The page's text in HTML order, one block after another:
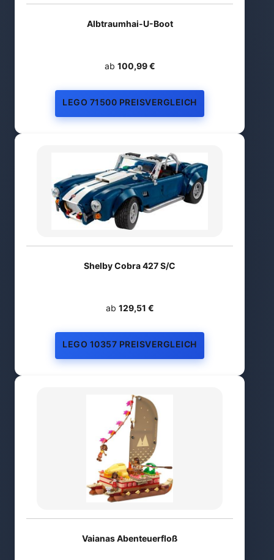
Albtraumhai-U-Boot
ab 100,99 €
LEGO 71500 PREISVERGLEICH
Shelby Cobra 427 S/C
ab 129,51 €
LEGO 10357 PREISVERGLEICH
Vaianas Abenteuerfloß